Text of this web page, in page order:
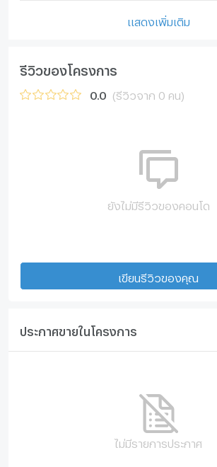
แสดงเพิ่มเติม
รีวิวของโครงการ
0.0 (รีวิวจาก 0 คน)
ยังไม่มีรีวิวของคอนโด
เขียนรีวิวของคุณ
ประกาศขายในโครงการ
ไม่มีรายการประกาศ